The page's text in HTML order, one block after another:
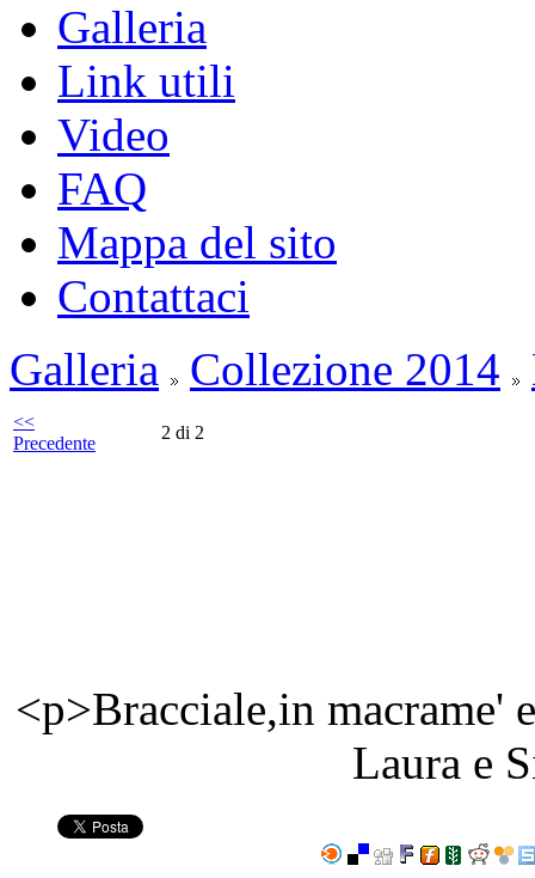
Galleria
Link utili
Video
FAQ
Mappa del sito
Contattaci
Galleria
Collezione 2014
<<
Precedente
2 di 2
<p>Bracciale,in macrame'
Laura e